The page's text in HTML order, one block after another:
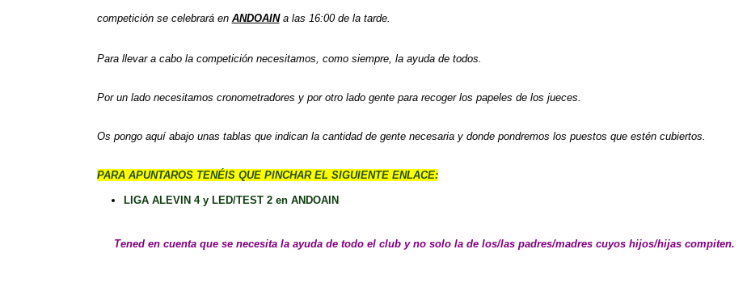
competición se celebrará en ANDOAINa las 16:00 de la tarde.
Para llevar a cabo la competición necesitamos, como siempre, la ayuda de todos.
Por un lado necesitamos cronometradores y por otro lado gente para recoger los papeles de los jueces.
Os pongo aquí abajo unas tablas que indican la cantidad de gente necesaria y donde pondremos los puestos que estén cubiertos.
PARA APUNTAROS TENÉIS QUE PINCHAR EL SIGUIENTE ENLACE:
LIGA ALEVIN 4 y LED/TEST 2 en ANDOAIN
Tened en cuenta que se necesita la ayuda de todo el club y no solo la de los/las padres/madres cuyos hijos/hijas compiten.